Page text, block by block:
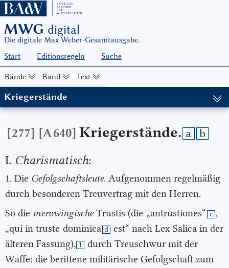
MWG digital
Die digitale Max Weber-Gesamtausgabe.
Start
Editionsregeln Suche
Bände Band Text
Kriegerstände
(in: MWG I/22-1, hg. von Wolfgang J. Mommsen, in
[277] [A 640] Kriegerstände. a b
I. Charismatisch:
1. Die Gefolgschaftsleute. Aufgenommen regelmäßig
durch besonderen Treuvertrag mit den Herren.
So die merowingischeTrustis (die „antrustiones“ c ,
„qui in truste dominica d
est“ nach Lex Salica in der
älteren Fassung), 1
durch Treuschwur mit der
Waffe: die berittene militärische Gefolgschaft zum